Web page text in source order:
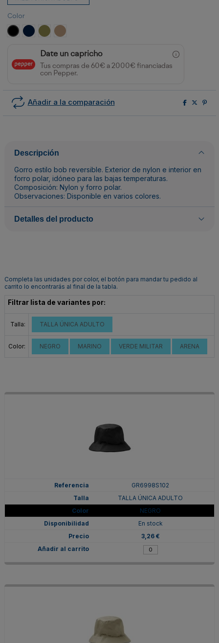
Color
NEGRO MARINOVERDE MILITAR
ARENA
Date un capricho
Tus compras de 60€ a 2000€ financiadas
con Pepper.
Añadir a la comparación
Descripción
Gorro estilo bob reversible. Exterior de nylon e interior en
forro polar, idóneo para las bajas temperaturas.
Composición: Nylon y forro polar.
Observaciones: Disponible en varios colores.
Detalles del producto
Completa las unidades por color, el botón para mandar tu pedido al
carrito lo encontrarás al final de la tabla.
Filtrar lista de variantes por:
Talla: TALLA ÚNICA ADULTO
Color: NEGRO MARINO VERDE MILITAR ARENA
GR6998S102
TALLA ÚNICA ADULTO
NEGRO
En stock
3,26 €